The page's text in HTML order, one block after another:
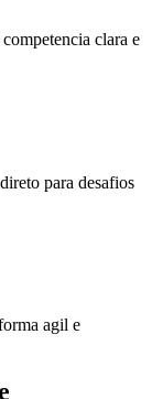
clara e
para desafios
agil e